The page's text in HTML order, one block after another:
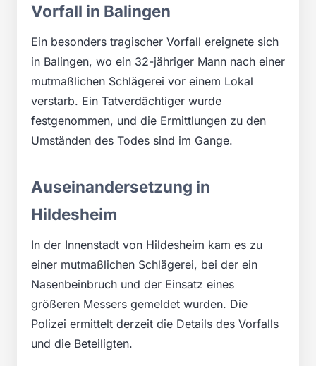
Vorfall in Balingen
Ein besonders tragischer Vorfall ereignete sich
in Balingen, wo ein 32-jähriger Mann nach einer
mutmaßlichen Schlägerei vor einem Lokal
verstarb. Ein Tatverdächtiger wurde
festgenommen, und die Ermittlungen zu den
Umständen des Todes sind im Gange.
Auseinandersetzung in
Hildesheim
In der Innenstadt von Hildesheim kam es zu
einer mutmaßlichen Schlägerei, bei der ein
Nasenbeinbruch und der Einsatz eines
größeren Messers gemeldet wurden. Die
Polizei ermittelt derzeit die Details des Vorfalls
und die Beteiligten.